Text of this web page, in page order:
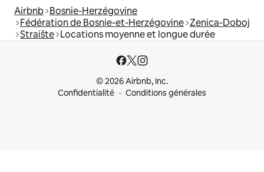
Airbnb Bosnie-Herzégovine
Fédération de Bosnie-et-Herzégovine Zenica-Doboj
Straište Locations moyenne et longue durée
© 2026 Airbnb, Inc.
Confidentialité
Conditions générales